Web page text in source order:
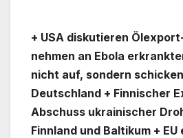
+ USA diskutieren
nehmen an Ebola
nicht auf, sondern
Deutschland + Finnischer
Abschuss ukrainischer
Finnland und Baltikum +